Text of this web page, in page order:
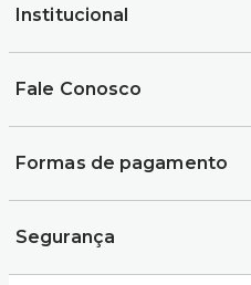
Institucional
Fale Conosco
Formas de pagamento
Segurança